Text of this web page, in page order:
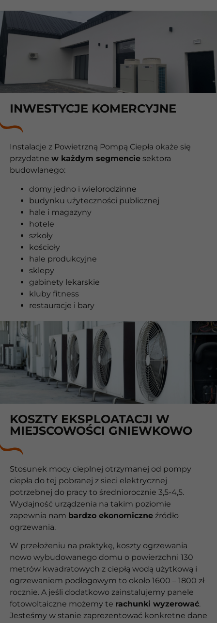
INWESTYCJE KOMERCYJNE
Instalacje z Powietrzną Pompą Ciepła okaże się
przydatne w każdym segmencie sektora
budowlanego:
domy jedno i wielorodzinne
budynku użyteczności publicznej
hale i magazyny
hotele
szkoły
kościoły
hale produkcyjne
sklepy
gabinety lekarskie
kluby fitness
restauracje i bary
KOSZTY EKSPLOATACJI W
MIEJSCOWOŚCI GNIEWKOWO
Stosunek mocy cieplnej otrzymanej od pompy
ciepła do tej pobranej z sieci elektrycznej
potrzebnej do pracy to średniorocznie 3,5-4,5.
Wydajność urządzenia na takim poziomie
zapewnia nam bardzo ekonomiczne źródło
ogrzewania.
W przełożeniu na praktykę, koszty ogrzewania
nowo wybudowanego domu o powierzchni 130
metrów kwadratowych z ciepłą wodą użytkową i
ogrzewaniem podłogowym to około 1600 – 1800 zł
rocznie. A jeśli dodatkowo zainstalujemy panele
fotowoltaiczne możemy te rachunki wyzerować.
Jesteśmy w stanie zaprezentować konkretne dane